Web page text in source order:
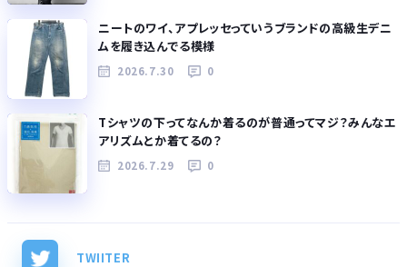
ニートのワイ、アプレッセっていうブランドの高級生デニ
ムを履き込んでる模様
2026.7.30 0
Tシャツの下ってなんか着るのが普通ってマジ？みんなエ
アリズムとか着てるの？
2026.7.29 0
TWIITER